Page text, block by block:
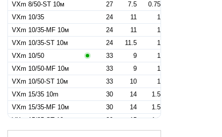
VXm 8/50-ST 10м
27 7.5
0.75
VXm 10/35
24 11
1
VXm 10/35-MF 10м
24 11
1
VXm 10/35-ST 10м
24 11.5
1
VXm 10/50
33 9
1
VXm 10/50-MF 10м
33 9
1
VXm 10/50-ST 10м
33 10
1
VXm 15/35 10m
30 14
1.5
VXm 15/35-MF 10м
30 14
1.5
VXm 15/35-ST 10м
30 15
1.5
VXm 15/50 10m
39 11.5
1.5